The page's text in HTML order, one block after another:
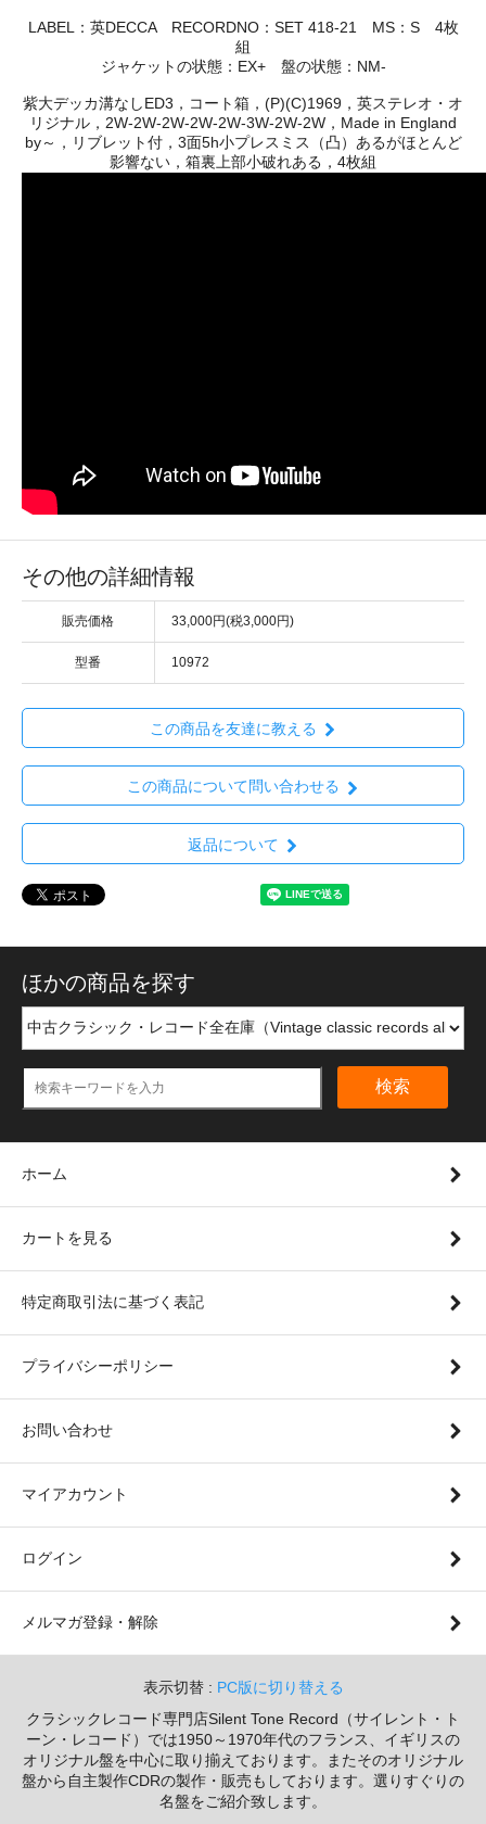
LABEL：英DECCA RECORDNO：SET 418-21 MS：S 4枚
組
ジャケットの状態：EX+ 盤の状態：NM-
紫大デッカ溝なしED3，コート箱，(P)(C)1969，英ステレオ・オ
リジナル，2W-2W-2W-2W-2W-3W-2W-2W，Made in England
by～，リブレット付，3面5h小プレスミス（凸）あるがほとんど
影響ない，箱裏上部小破れある，4枚組
その他の詳細情報
販売価格 33,000円(税3,000円)
型番 10972
この商品を友達に教える
この商品について問い合わせる
返品について
ほかの商品を探す
検索
ホーム
カートを見る
特定商取引法に基づく表記
プライバシーポリシー
お問い合わせ
マイアカウント
ログイン
メルマガ登録・解除
表示切替 : PC版に切り替える
クラシックレコード専門店Silent Tone Record（サイレント・ト
ーン・レコード）では1950～1970年代のフランス、イギリスの
オリジナル盤を中心に取り揃えております。またそのオリジナル
盤から自主製作CDRの製作・販売もしております。選りすぐりの
名盤をご紹介致します。